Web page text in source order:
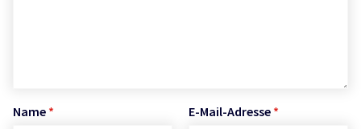
Name * E-Mail-Adresse *